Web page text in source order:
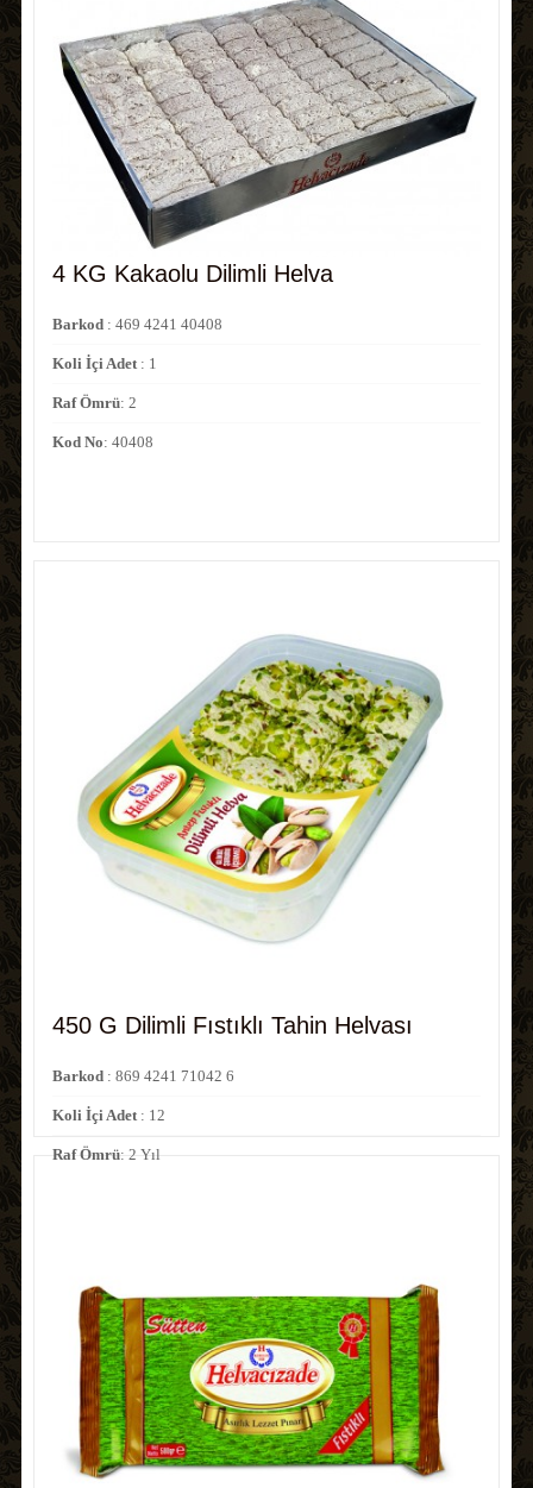
4 KG Kakaolu Dilimli Helva
Barkod: 469 4241 40408
Koli İçi Adet: 1
Raf Ömrü: 2
Kod No: 40408
450 G Dilimli Fıstıklı Tahin Helvası
Barkod: 869 4241 71042 6
Koli İçi Adet: 12
Raf Ömrü: 2 Yıl